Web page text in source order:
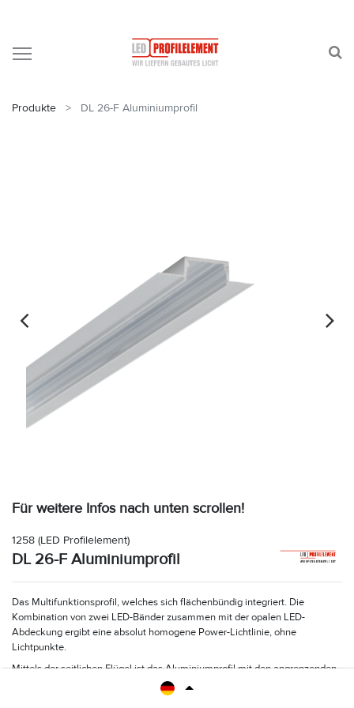
Produkte DL 26-F Aluminiumprofil
Für weitere Infos nach unten scrollen!
1258 (LED Profilelement)
DL 26-F Aluminiumprofil
Das Multifunktionsprofil, welches sich flächenbündig integriert. Die
Kombination von zwei LED-Bänder zusammen mit der opalen LED-
Abdeckung ergibt eine absolut homogene Power-Lichtlinie, ohne
Lichtpunkte.
Mittels der seitlichen Flügel ist das Aluminiumprofil mit den angrenzenden